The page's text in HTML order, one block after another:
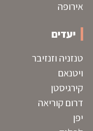
אירופה
יעדים
טנזניה וזנזיבר
ויטנאם
קירגיסטן
דרום קוריאה
יפן